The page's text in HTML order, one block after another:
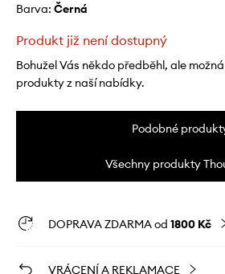
Barva: černá
Produkt již není dostupný
Bohužel Vás někdo předběhl, ale
produkty z naší nabídky.
Podobné
Všechny produkty
DOPRAVA ZDARMA od 1800 Kč
VRÁCENÍ A REKLAMACE